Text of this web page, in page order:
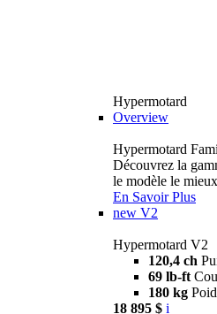
Hypermotard
Overview
Hypermotard
Découvrez la
le modèle le
En Savoir Plus
new V2
Hypermotard V2
120,4 ch
69 lb-ft
180 kg
18 895 $ i